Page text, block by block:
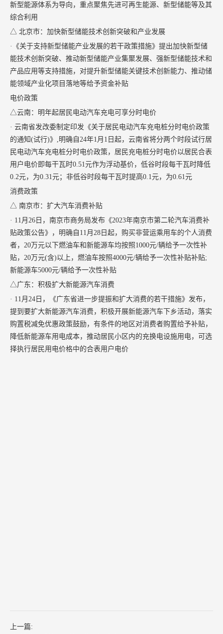
新型能源体系为导向，重点聚焦先进可再生能源、新型储能等及其
综合利用
△ 北京市：加快新型储能技术创新突破和产业发展
·《关于支持新型储能产业发展的若干政策措施》提出加快新型储
能技术创新突破、推动新型储能产业集聚发展、强新型储能技术和
产品应用等支持措施，对提升新型储能关键技术创新能力、推动储
能领域产业化项目落地等给予资金补贴
电价政策
△云南：明年起居民电动汽车充电可享分时电价
· 云南省发改委制定印发《关于居民电动汽车充电桩分时电价政策
的通知(试行)》,明确自24年1月1日起，云南省将分两个时段试行居
民电动汽车充电桩分时电价政策，居民充电桩分时电价以居民合表
用户电价即每干瓦时0.51元作为浮动基价，低谷时段每干瓦时降低
0.2元，为0.31元；非低谷时段每干瓦时提高0.1元，为0.61元
消费政策
△ 南京市：扩大汽车消费补贴
· 11月26日，南京市商务局发布《2023年南京市第二轮汽车消费补
贴政策公告》，明确自11月28日起，购买非营运乘用车的个人消费
者，20万元以下燃油车和新能源车均按照1000元/辆给予一次性补
贴，20万元(含)以上，燃油车按照4000元/辆给予一次性补贴补贴;
新能源车5000元/辆给予一次性补贴
△广东：积极扩大新能源汽车消费
· 11月24日，《广东省进一步提振和扩大消费的若干措施》发布，
提到要扩大新能源汽车消费，积极开展新能源汽车下乡活动，落实
购置税减免优惠政策鼓励，有条件的地区对消费者购置给予补贴，
降低新能源车用电成本，推动居民小区内的充换电设施用电，可选
择执行居民用电价格中的合表用户电价
上一篇: